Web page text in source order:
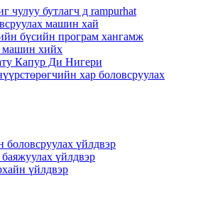
чулуу бутлагч д rampurhat
машин хай
бүсийн програм хангамж
машин хийх
Капур Ди Нигери
хар боловсруулах
боловсруулах үйлдвэр
үйлдвэр
үйлдвэр